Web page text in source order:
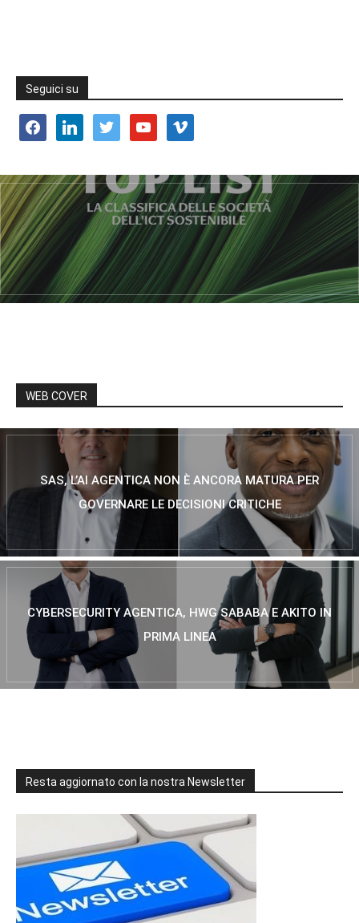
Seguici su
facebooklinkedin twitter youtube vimeo
WEB COVER
SAS, L’AI AGENTICA NON È ANCORA MATURA PER
GOVERNARE LE DECISIONI CRITICHE
CYBERSECURITY AGENTICA, HWG SABABA E AKITO IN
PRIMA LINEA
Resta aggiornato con la nostra Newsletter